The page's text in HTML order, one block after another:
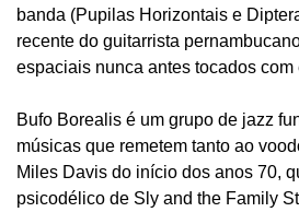
banda (Pupilas Horizontais e
recente do guitarrista
espaciais nunca antes tocados com
Bufo Borealis é um grupo de jazz
músicas que remetem tanto ao
Miles Davis do início dos anos 70,
psicodélico de Sly and the Family